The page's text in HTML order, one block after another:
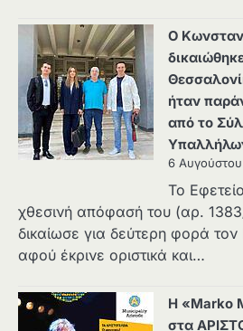
Ο
ήταν
από το
6
Το
χθεσινή απόφασή του (αρ.
δικαίωσε για δεύτερη φορά τον
αφού έκρινε οριστικά και…
Η «Marko
στα